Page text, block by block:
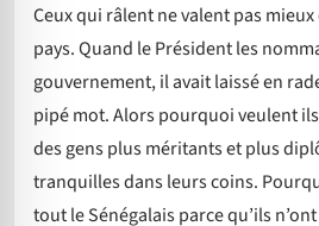
Ceux qui râlent ne valent pas
pays. Quand le Président les
gouvernement, il avait laissé en
pipé mot. Alors pourquoi veulent ils
des gens plus méritants et plus
tranquilles dans leurs coins.
tout le Sénégalais parce qu’ils